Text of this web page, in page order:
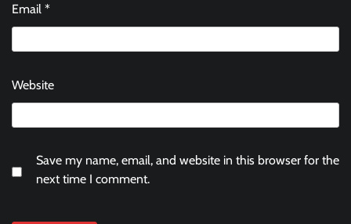
Email *
Website
Save my name, email, and website in this browser for the
next time I comment.